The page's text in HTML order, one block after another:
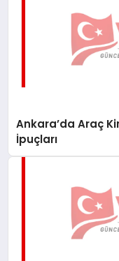
Ankara’da Araç
İpuçları